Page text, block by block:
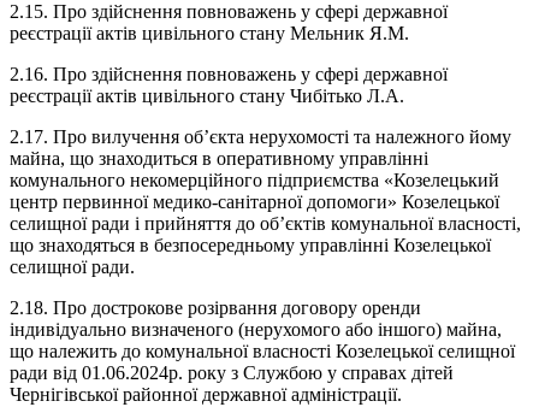
2.15. Про здійснення повноважень у сфері державної
реєстрації актів цивільного стану Мельник Я.М.
2.16. Про здійснення повноважень у сфері державної
реєстрації актів цивільного стану Чибітько Л.А.
2.17. Про вилучення об’єкта нерухомості та належного йому
майна, що знаходиться в оперативному управлінні
комунального некомерційного підприємства «Козелецький
центр первинної медико-санітарної допомоги» Козелецької
селищної ради і прийняття до об’єктів комунальної власності,
що знаходяться в безпосередньому управлінні Козелецької
селищної ради.
2.18. Про дострокове розірвання договору оренди
індивідуально визначеного (нерухомого або іншого) майна,
що належить до комунальної власності Козелецької селищної
ради від 01.06.2024р. року з Службою у справах дітей
Чернігівської районної державної адміністрації.